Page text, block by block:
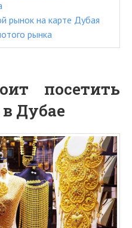
рынок на карте Дубая
рынка
посетить
Дубае